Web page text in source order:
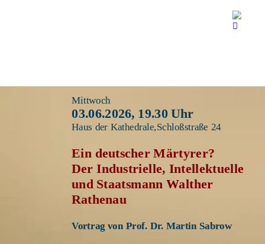
Mittwoch
03.06.2026, 19.30 Uhr
Haus der Kathedrale,Schloßstraße 24
Ein deutscher Märtyrer?
Der Industrielle, Intellektuelle
und Staatsmann Walther
Rathenau
Vortrag von Prof. Dr. Martin Sabrow